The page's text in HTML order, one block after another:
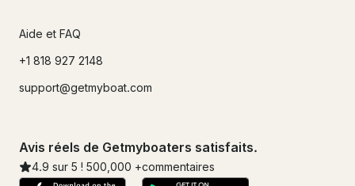
Aide et FAQ
+1 818 927 2148
support@getmyboat.com
Avis réels de Getmyboaters satisfaits.
4.9 sur 5 ! 500,000 +commentaires